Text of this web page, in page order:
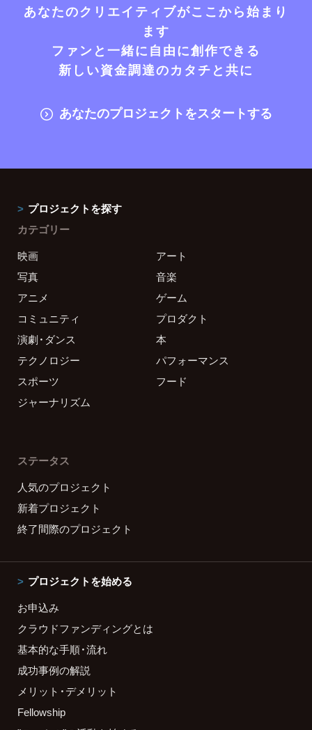
あなたのクリエイティブがここから始まり
ます
ファンと一緒に自由に創作できる
新しい資金調達のカタチと共に
あなたのプロジェクトをスタートする
プロジェクトを探す
カテゴリー
映画
アート
写真
音楽
アニメ
ゲーム
コミュニティ
プロダクト
演劇・ダンス
本
テクノロジー
パフォーマンス
スポーツ
フード
ジャーナリズム
ステータス
人気のプロジェクト
新着プロジェクト
終了間際のプロジェクト
プロジェクトを始める
お申込み
クラウドファンディングとは
基本的な手順・流れ
成功事例の解説
メリット・デメリット
Fellowship